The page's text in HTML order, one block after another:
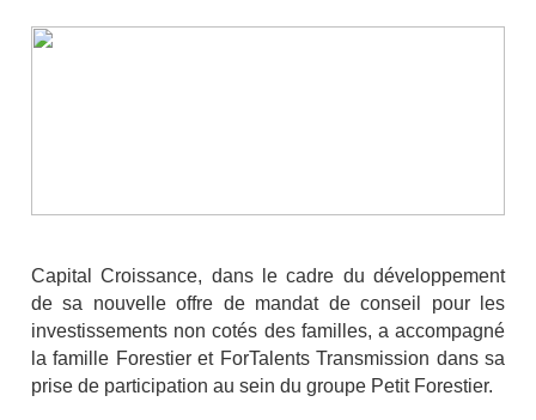
Capital Croissance, dans le cadre du développement
de sa nouvelle offre de mandat de conseil pour les
investissements non cotés des familles, a accompagné
la famille Forestier et ForTalents Transmission dans sa
prise de participation au sein du groupe Petit Forestier.